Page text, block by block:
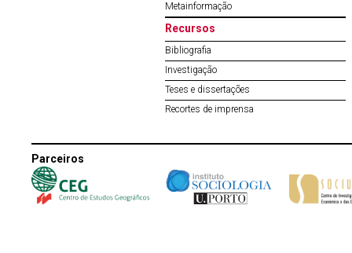
Metainformação
Recursos
Bibliografia
Investigação
Teses e dissertações
Recortes de imprensa
Parceiros